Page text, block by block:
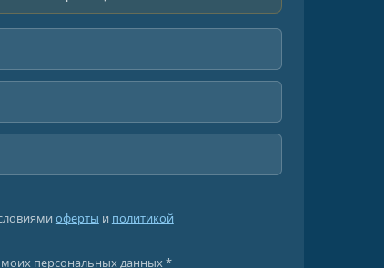
оферты и политикой
персональных данных *